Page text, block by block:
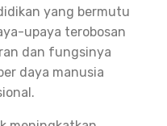
yang bermutu
upaya terobosan
dan fungsinya
daya manusia